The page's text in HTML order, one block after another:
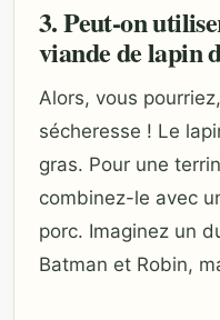
3. Peut-on
viande de lapin
Alors, vous
sécheresse ! Le
gras. Pour une
combinez-le avec
porc. Imaginez un
Batman et Robin,